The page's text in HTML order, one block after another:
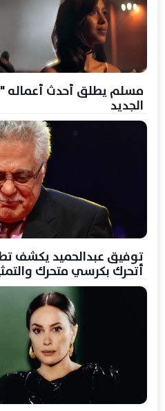
مسلم يطلق أحدث أعماله
الجديد
توفيق عبدالحميد يكشف
أتحرك بكرسي متحرك